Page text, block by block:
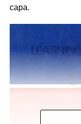
capa.